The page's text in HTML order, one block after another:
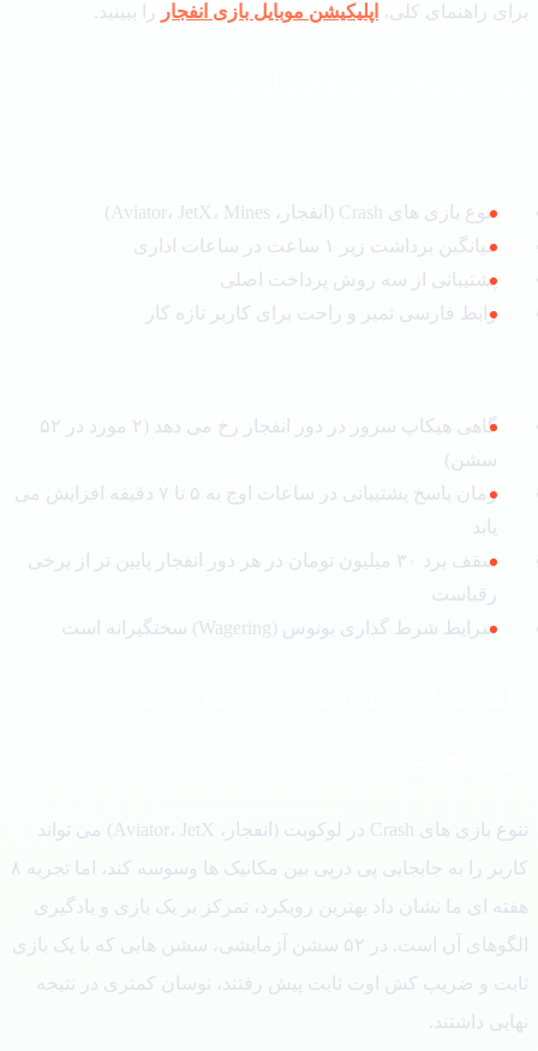
راهنمای کلی، اپلیکیشن موبایل بازی انفجاررا ببینید.
تنوع بازی های Crash (انفجار، Aviator، JetX، Mines)
میانگین برداشت زیر ۱ ساعت در ساعات اداری
پشتیبانی از سه روش پرداخت اصلی
رابط فارسی تمیز و راحت برای کاربر تازه کار
گاهی هیکاپ سرور در دور انفجار رخ می دهد (۲ مورد در ۵۲
سشن)
زمان پاسخ پشتیبانی در ساعات اوج به ۵ تا ۷ دقیقه افزایش می
سقف برد ۳۰ میلیون تومان در هر دور انفجار پایین تر از برخی
رقباست
شرایط شرط گذاری بونوس (Wagering) سختگیرانه است
تنوع بازی های Crash در لوکوبت (انفجار، Aviator، JetX) می تواند
کاربر را به جابجایی پی درپی بین مکانیک ها وسوسه کند، اما تجربه ۸
ای ما نشان داد بهترین رویکرد، تمرکز بر یک بازی و یادگیری
الگوهای آن است. در ۵۲ سشن آزمایشی، سشن هایی که با یک بازی
و ضریب کش اوت ثابت پیش رفتند، نوسان کمتری در نتیجه
داشتند.